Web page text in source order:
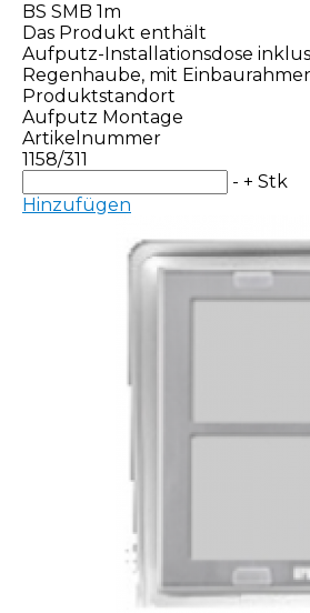
BS SMB 1m
Das Produkt enthält
Aufputz-Installationsdose
Regenhaube, mit
Produktstandort
Aufputz Montage
Artikelnummer
1158/311
- + Stk
Hinzufügen